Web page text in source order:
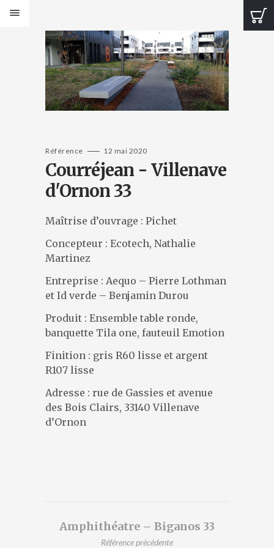
PRODUITS
Bancs Design
Bancs Classic
Banquettes Design
Banquettes Classic
Jardinières Design
Jardinières classiques
Corbeilles Design
Corbeilles classiques
Bornes et protections
Éléments de voirie
CATALOGUES
DESIGNERS
PRÉSENTATION
ACTUALITÉS
RÉFÉRENCES
CONTACT
Référence 12 mai 2020
Courréjean - Villenave
d'Ornon 33
Maîtrise d’ouvrage : Pichet
Concepteur : Ecotech, Nathalie
Martinez
Entreprise : Aequo – Pierre Lothman
et Id verde – Benjamin Durou
Produit : Ensemble table ronde,
banquette Tila one, fauteuil Emotion
Finition : gris R60 lisse et argent
R107 lisse
Adresse : rue de Gassies et avenue
des Bois Clairs, 33140 Villenave
d’Ornon
Amphithéatre – Biganos 33
Référence précédente